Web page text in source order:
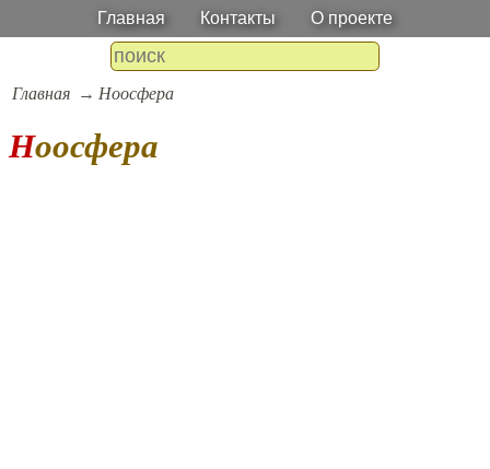
Главная Контакты О проекте
Главная Ноосфера
Ноосфера